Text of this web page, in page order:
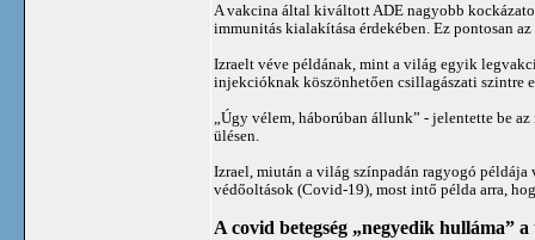
A vakcina által kiváltott ADE nagyobb
immunitás kialakítása érdekében. Ez pontosan
Izraelt véve példának, mint a világ egyik
injekcióknak köszönhetően csillagászati szintre
„Úgy vélem, háborúban állunk” - jelentette be
ülésen.
Izrael, miután a világ színpadán ragyogó
védőoltások (Covid-19), most intő példa arra,
A covid betegség „negyedik hulláma”